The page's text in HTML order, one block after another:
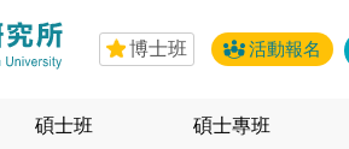
博士班 活動報名
碩士班 碩士專班